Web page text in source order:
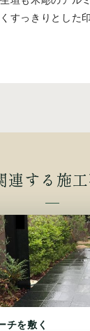
すっきりとした
連する施
チを敷く